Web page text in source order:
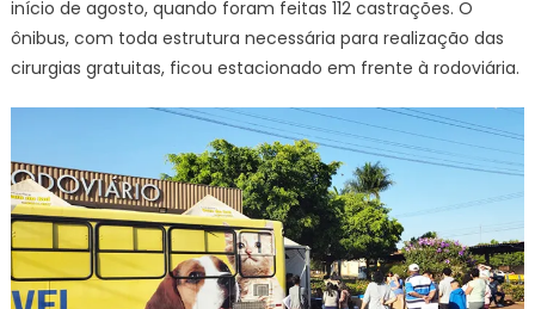
início de agosto, quando foram feitas 112 castrações. O
ônibus, com toda estrutura necessária para realização das
cirurgias gratuitas, ficou estacionado em frente à rodoviária.